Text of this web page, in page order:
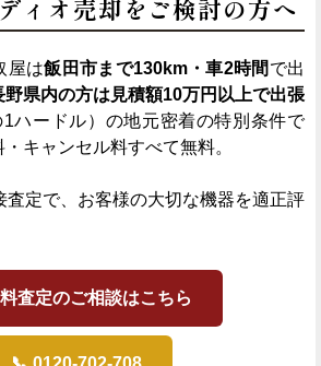
ィオ売却をご検討の方へ
屋は飯田市まで130km・車2時間 で出
野県内の方は見積額10万円以上で出張
ハードル）の地元密着の特別条件で
キャンセル料すべて無料。
査定で、お客様の大切な機器を適正評
査定のご相談はこちら